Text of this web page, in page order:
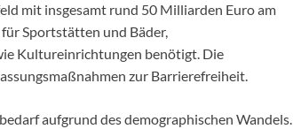
mit insgesamt rund 50 Milliarden Euro am
Sportstätten und Bäder,
Kultureinrichtungen benötigt. Die
zur Barrierefreiheit.
aufgrund des demographischen Wandels.